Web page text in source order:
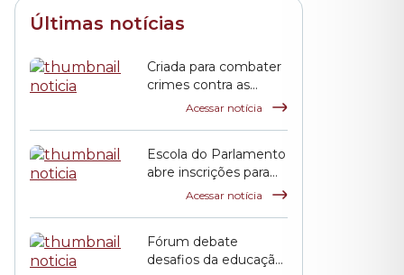
Últimas notícias
Criada para combater
crimes contra as
mulheres, Lei Maria
Acessar notícia
Escola do Parlamento
abre inscrições para
curso sobre
inclusão escolar
Acessar notícia
Fórum debate
desafios da educação